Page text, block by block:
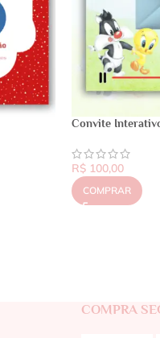
Convite
R$100,00
COMPRAR
COMPRA